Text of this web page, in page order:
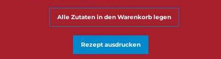
Alle Zutaten in den Warenkorb legen
Rezept ausdrucken